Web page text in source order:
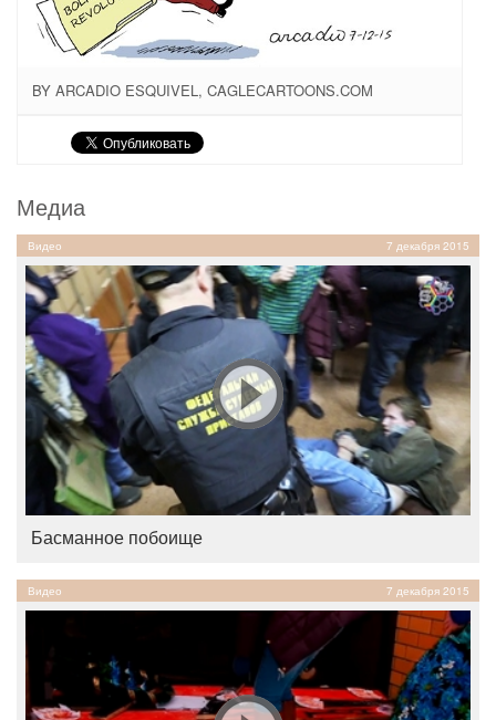
BY ARCADIO ESQUIVEL, CAGLECARTOONS.COM
Медиа
Видео 7 декабря 2015
Басманное побоище
Видео 7 декабря 2015